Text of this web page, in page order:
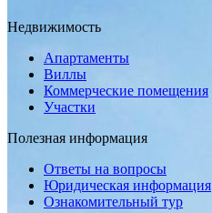
Недвижимость
Апартаменты
Виллы
Коммерческие помещения
Участки
Полезная информация
Ответы на вопросы
Юридическая информация
Ознакомительный тур